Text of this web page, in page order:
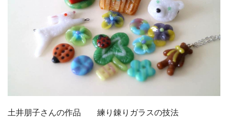
土井朋子さんの作品 練り錬りガラスの技法